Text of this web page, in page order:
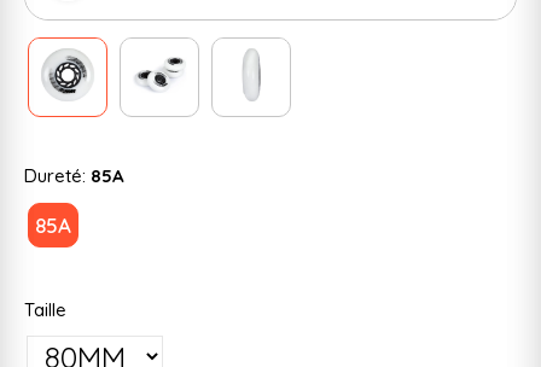
Dureté: 85A
85A
Taille